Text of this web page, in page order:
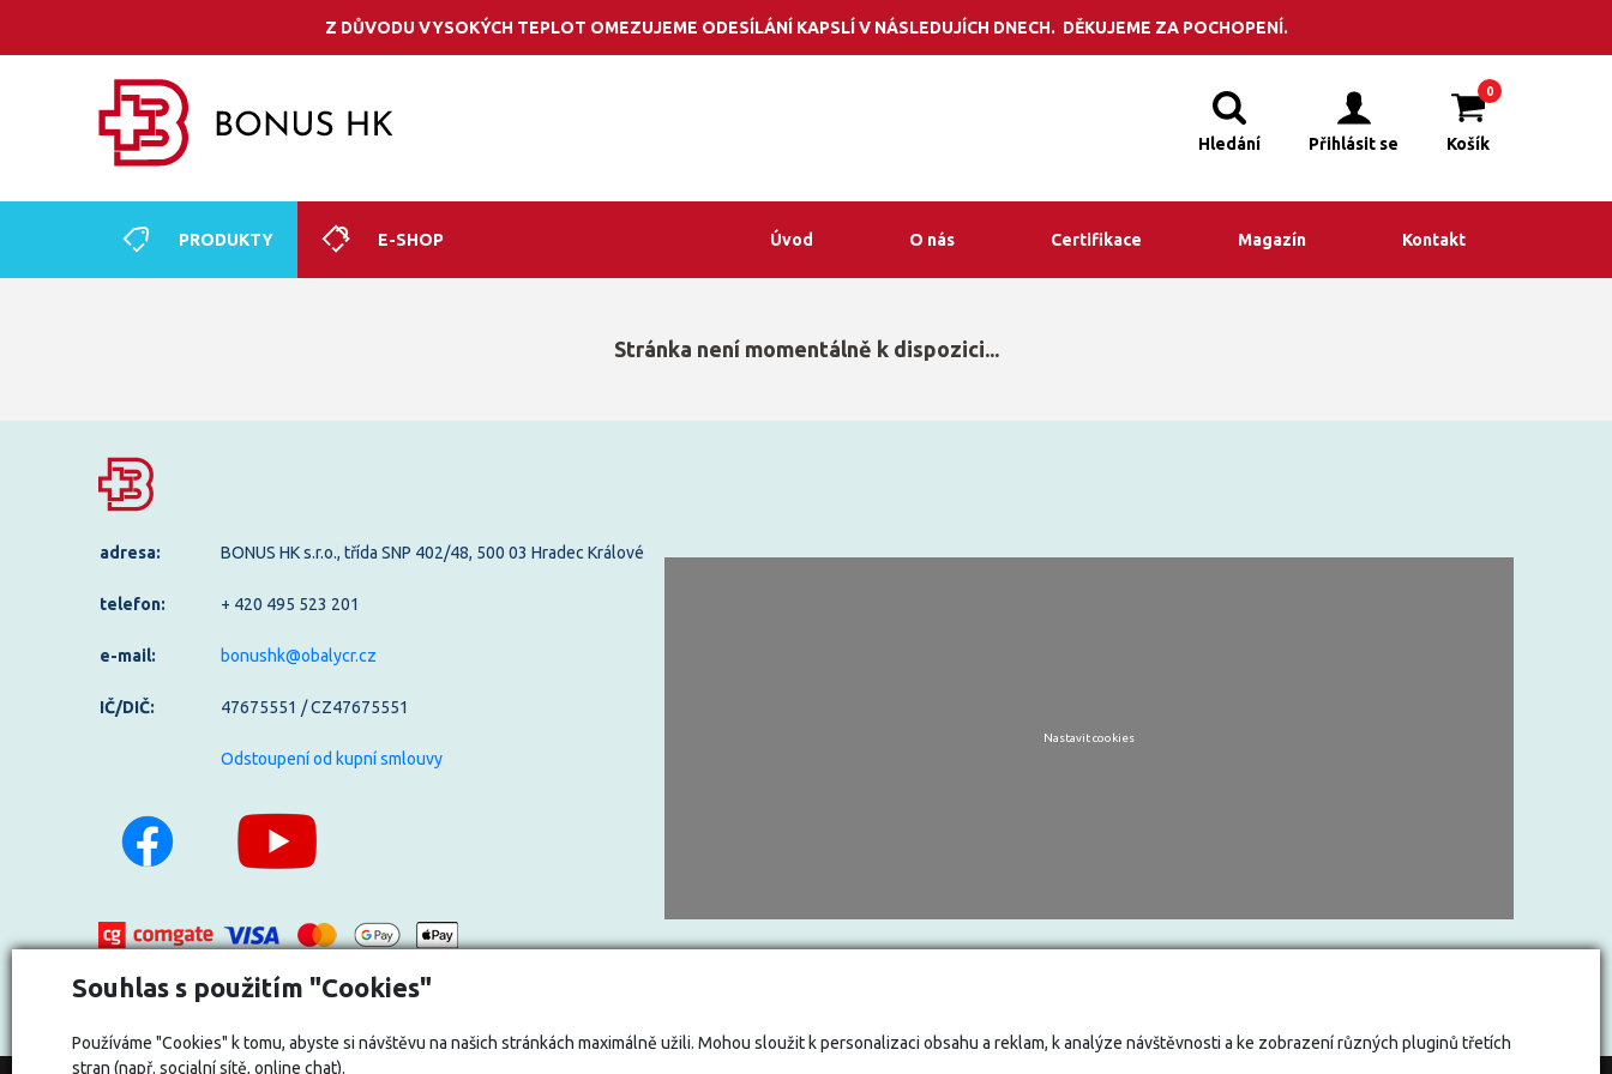
Souhlas s použitím "Cookies"
Používáme "Cookies" k tomu, abyste si návštěvu na našich stránkách maximálně užili. Mohou sloužit k personalizaci obsahu a reklam, k analýze návštěvnosti a ke zobrazení různých pluginů třetích
stran (např. socialní sítě, online chat).
Z DŮVODU VYSOKÝCH TEPLOT OMEZUJEME ODESÍLÁNÍ KAPSLÍ V NÁSLEDUJÍCH DNECH. DĚKUJEME ZA POCHOPENÍ.
Potřebujete poradit? Volejte +420 495 523 201
Hledání Přihlásit se
0
Košík
PRODUKTY E-SHOP Úvod O nás Certifikace Magazín Kontakt
Stránka není momentálně k dispozici...
adresa: BONUS HK s.r.o., třída SNP 402/48, 500 03 Hradec Králové
telefon: + 420 495 523 201
e-mail: bonushk@obalycr.cz
IČ/DIČ: 47675551 / CZ47675551
Odstoupení od kupní smlouvy
Nastavit cookies